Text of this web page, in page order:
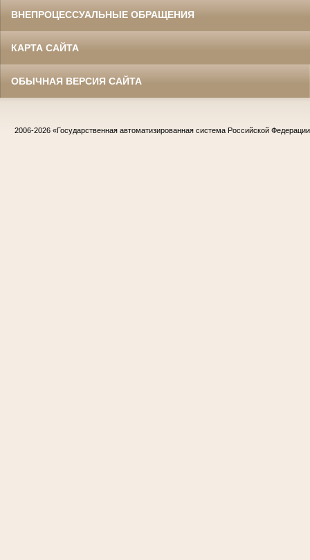
ВНЕПРОЦЕССУАЛЬНЫЕ ОБРАЩЕНИЯ
КАРТА САЙТА
ОБЫЧНАЯ ВЕРСИЯ САЙТА
2006-2026 «Государственная автоматизированная система Российской